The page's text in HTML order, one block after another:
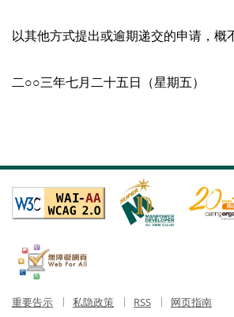
以其他方式提出或逾期递交的申请，概
二○○三年七月二十五日（星期五）
重要告示 私隐政策 RSS
网页指南